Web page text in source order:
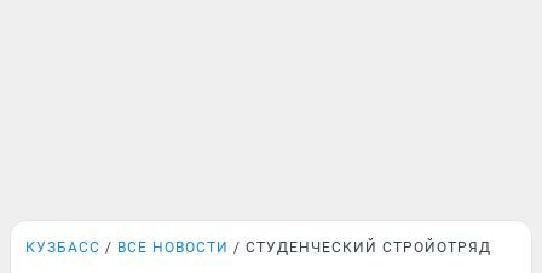
КУЗБАСС ВСЕ НОВОСТИ СТУДЕНЧЕСКИЙ СТРОЙОТРЯД